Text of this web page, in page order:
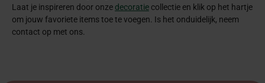
Laat je inspireren door onze decoratie collectie en klik op het hartje
om jouw favoriete items toe te voegen. Is het onduidelijk, neem
contact op met ons.